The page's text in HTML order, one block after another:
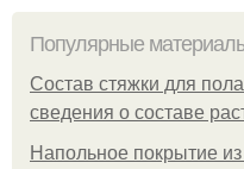
Популярные
Состав стяжки для
сведения о составе
Напольное покрытие